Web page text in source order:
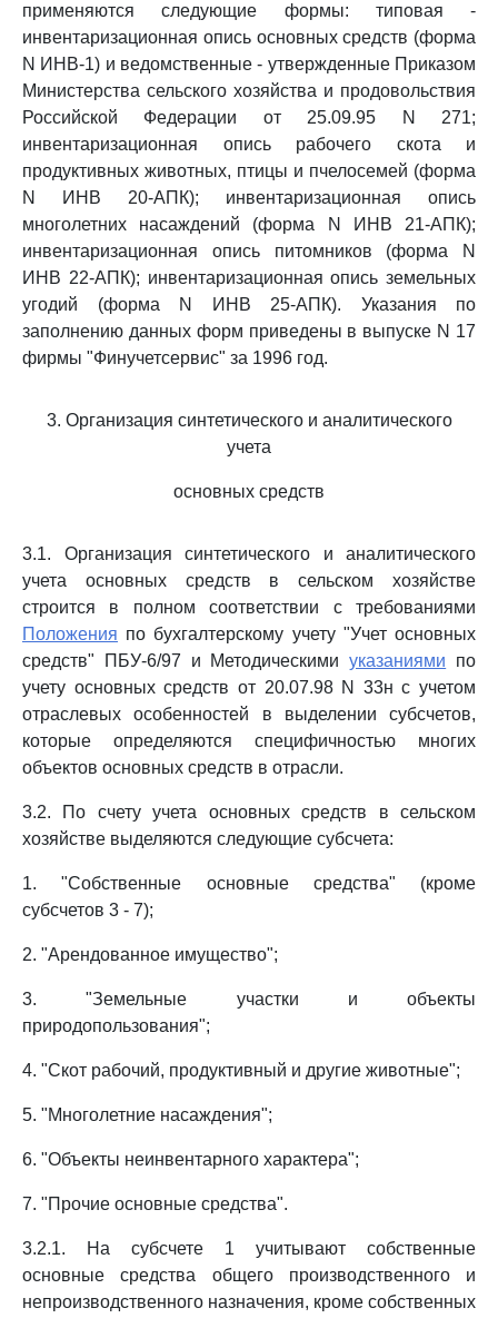
применяются следующие формы: типовая -
инвентаризационная опись основных средств (форма
N ИНВ-1) и ведомственные - утвержденные Приказом
Министерства сельского хозяйства и продовольствия
Российской Федерации от 25.09.95 N 271;
инвентаризационная опись рабочего скота и
продуктивных животных, птицы и пчелосемей (форма
N ИНВ 20-АПК); инвентаризационная опись
многолетних насаждений (форма N ИНВ 21-АПК);
инвентаризационная опись питомников (форма N
ИНВ 22-АПК); инвентаризационная опись земельных
угодий (форма N ИНВ 25-АПК). Указания по
заполнению данных форм приведены в выпуске N 17
фирмы "Финучетсервис" за 1996 год.
3. Организация синтетического и аналитического
учета
основных средств
3.1. Организация синтетического и аналитического
учета основных средств в сельском хозяйстве
строится в полном соответствии с требованиями
Положения по бухгалтерскому учету "Учет основных
средств" ПБУ-6/97 и Методическимиуказаниями по
учету основных средств от 20.07.98 N 33н с учетом
отраслевых особенностей в выделении субсчетов,
которые определяются специфичностью многих
объектов основных средств в отрасли.
3.2. По счету учета основных средств в сельском
хозяйстве выделяются следующие субсчета:
1. "Собственные основные средства" (кроме
субсчетов 3 - 7);
2. "Арендованное имущество";
3. "Земельные участки и объекты
природопользования";
4. "Скот рабочий, продуктивный и другие животные";
5. "Многолетние насаждения";
6. "Объекты неинвентарного характера";
7. "Прочие основные средства".
3.2.1. На субсчете 1 учитывают собственные
основные средства общего производственного и
непроизводственного назначения, кроме собственных